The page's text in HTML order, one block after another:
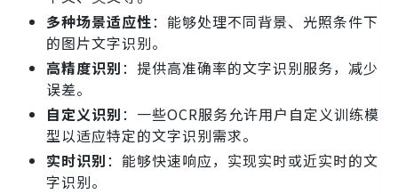
多种场景适应性：能够处理不同背景、光照条件下
的图片文字识别。
高精度识别：提供高准确率的文字识别服务，减少
误差。
自定义识别：一些OCR服务允许用户自定义训练模
型以适应特定的文字识别需求。
实时识别：能够快速响应，实现实时或近实时的文
字识别。